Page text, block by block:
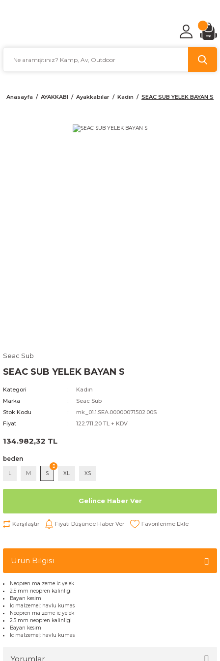
Anasayfa AYAKKABI Ayakkabılar Kadın SEAC SUB YELEK BAYAN S
Seac Sub
SEAC SUB YELEK BAYAN S
Kategori
Kadın
Marka
Seac Sub
Stok Kodu
mk_01.1.SEA.00000071502.00S
Fiyat
122.711,20 TL + KDV
134.982,32 TL
beden
L M S XL XS
Gelince Haber Ver
Karşılaştır Fiyatı Düşünce Haber Ver
Ürün Bilgisi
Neopren malzeme ic yelek
2.5 mm neopren kalinligi
Bayan kesim
Ic malzeme|: havlu kumas
Neopren malzeme ic yelek
2.5 mm neopren kalinligi
Bayan kesim
Ic malzeme|: havlu kumas
Yorumlar